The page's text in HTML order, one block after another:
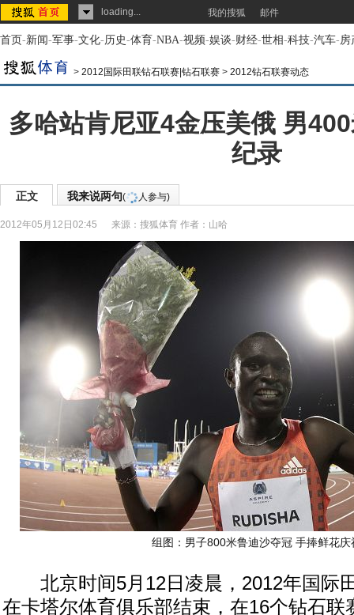
loading... 我的搜狐 邮件
首页-新闻-军事-文化-历史-体育-NBA-视频-娱谈-财经-世相-科技-汽车-房
> 2012国际田联钻石联赛|钻石联赛 > 2012钻石联赛动态
多哈站肯尼亚4金压美俄 男
纪录
正文 我来说两句( 人参与)
2012年05月12日02:45 来源： 搜狐体育 作者：山哈
组图：男子800米鲁迪沙夺冠 手捧鲜花庆
北京时间5月12日凌晨，2012年国际
在卡塔尔体育俱乐部结束，在16个钻石联